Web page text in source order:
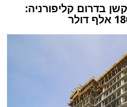
בדרום קליפורניה: